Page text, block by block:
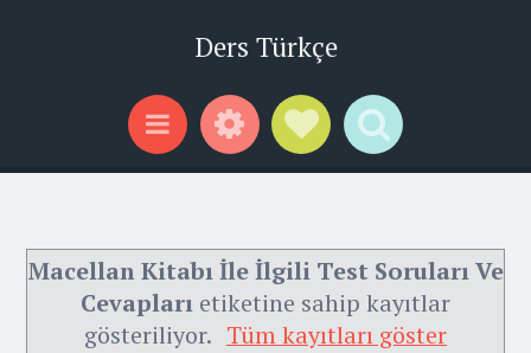
Ders Türkçe
Menu WidgetsSocial Links
Search
Macellan Kitabı İle İlgili Test Soruları Ve
Cevapları etiketine sahip kayıtlar
gösteriliyor. Tüm kayıtları göster